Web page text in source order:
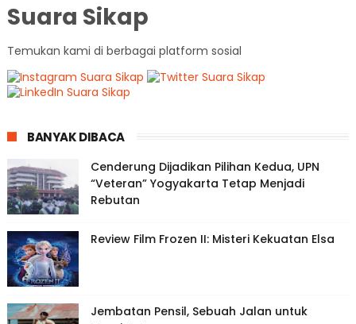
Suara Sikap
Temukan kami di berbagai platform sosial
BANYAK DIBACA
Cenderung Dijadikan Pilihan Kedua, UPN
“Veteran” Yogyakarta Tetap Menjadi
Rebutan
Review Film Frozen II: Misteri Kekuatan Elsa
Jembatan Pensil, Sebuah Jalan untuk